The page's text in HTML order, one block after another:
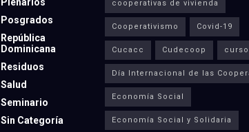
Plenarios
Posgrados
República
Dominicana
Residuos
Salud
Seminario
Sin Categoría
cooperativas de vivienda
Cooperativismo Covid-19
Cucacc Cudecoop
Día Internacional de las
Economía Social
Economía Social y Solidaria